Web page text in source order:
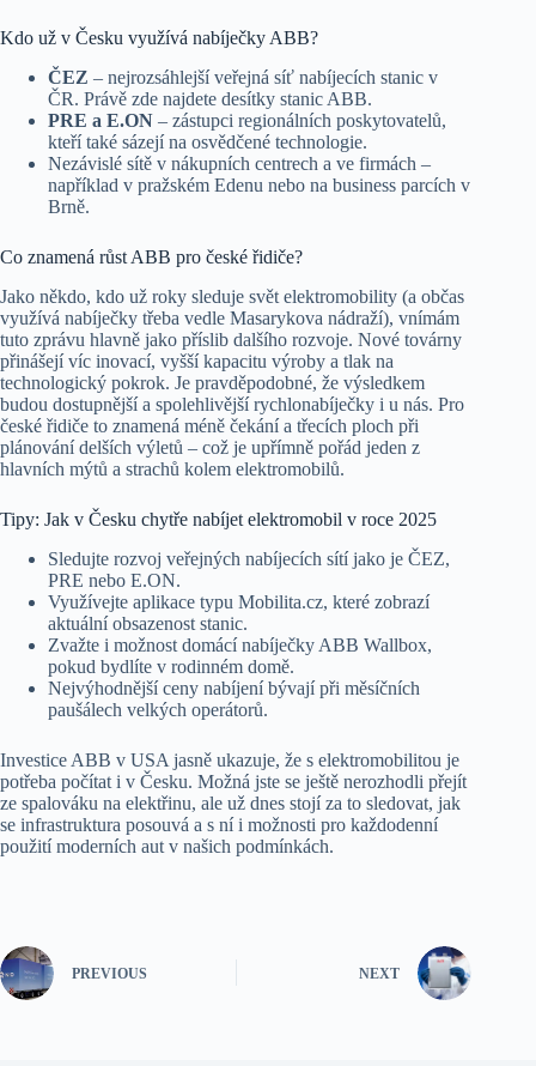
Kdo už v Česku využívá nabíječky ABB?
ČEZ – nejrozsáhlejší veřejná síť nabíjecích stanic v
ČR. Právě zde najdete desítky stanic ABB.
PRE a E.ON – zástupci regionálních poskytovatelů,
kteří také sázejí na osvědčené technologie.
Nezávislé sítě v nákupních centrech a ve firmách –
například v pražském Edenu nebo na business parcích v
Brně.
Co znamená růst ABB pro české řidiče?
Jako někdo, kdo už roky sleduje svět elektromobility (a občas
využívá nabíječky třeba vedle Masarykova nádraží), vnímám
tuto zprávu hlavně jako příslib dalšího rozvoje. Nové továrny
přinášejí víc inovací, vyšší kapacitu výroby a tlak na
technologický pokrok. Je pravděpodobné, že výsledkem
budou dostupnější a spolehlivější rychlonabíječky i u nás. Pro
české řidiče to znamená méně čekání a třecích ploch při
plánování delších výletů – což je upřímně pořád jeden z
hlavních mýtů a strachů kolem elektromobilů.
Tipy: Jak v Česku chytře nabíjet elektromobil v roce 2025
Sledujte rozvoj veřejných nabíjecích sítí jako je ČEZ,
PRE nebo E.ON.
Využívejte aplikace typu Mobilita.cz, které zobrazí
aktuální obsazenost stanic.
Zvažte i možnost domácí nabíječky ABB Wallbox,
pokud bydlíte v rodinném domě.
Nejvýhodnější ceny nabíjení bývají při měsíčních
paušálech velkých operátorů.
Investice ABB v USA jasně ukazuje, že s elektromobilitou je
potřeba počítat i v Česku. Možná jste se ještě nerozhodli přejít
ze spalováku na elektřinu, ale už dnes stojí za to sledovat, jak
se infrastruktura posouvá a s ní i možnosti pro každodenní
použití moderních aut v našich podmínkách.
PREVIOUS NEXT